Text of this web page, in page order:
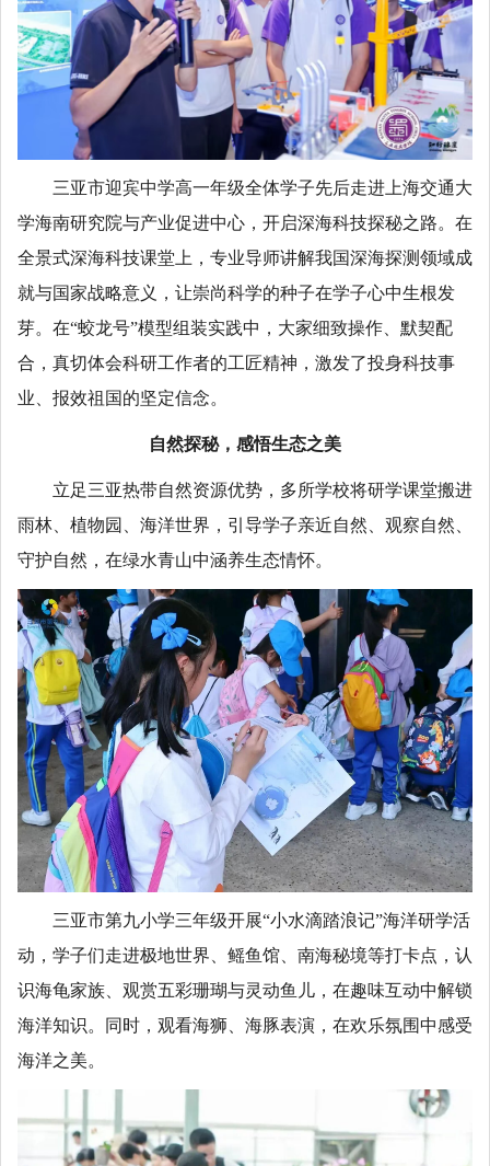
三亚市迎宾中学高一年级全体学子先后走进上海交通大
学海南研究院与产业促进中心，开启深海科技探秘之路。在
全景式深海科技课堂上，专业导师讲解我国深海探测领域成
就与国家战略意义，让崇尚科学的种子在学子心中生根发
芽。在“蛟龙号”模型组装实践中，大家细致操作、默契配
合，真切体会科研工作者的工匠精神，激发了投身科技事
业、报效祖国的坚定信念。
自然探秘，感悟生态之美
立足三亚热带自然资源优势，多所学校将研学课堂搬进
雨林、植物园、海洋世界，引导学子亲近自然、观察自然、
守护自然，在绿水青山中涵养生态情怀。
三亚市第九小学三年级开展“小水滴踏浪记”海洋研学活
动，学子们走进极地世界、鳐鱼馆、南海秘境等打卡点，认
识海龟家族、观赏五彩珊瑚与灵动鱼儿，在趣味互动中解锁
海洋知识。同时，观看海狮、海豚表演，在欢乐氛围中感受
海洋之美。